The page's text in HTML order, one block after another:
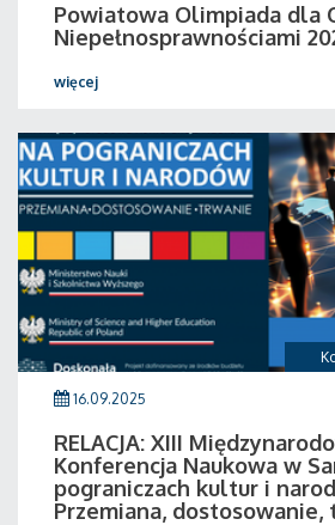
Powiatowa Olimpiada dla
Niepełnosprawnościami
więcej
16.09.2025
RELACJA: XIII
Konferencja Naukowa w
pograniczach kultur i
Przemiana, dostosowanie,